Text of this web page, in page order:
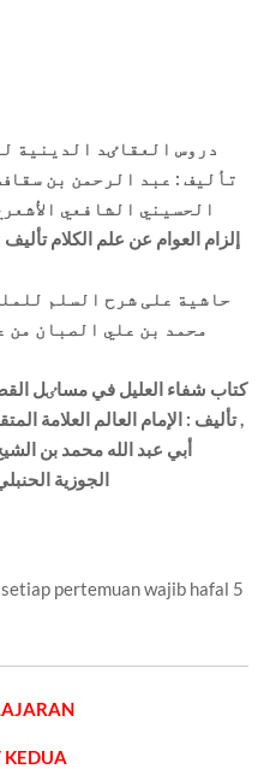
دروس العقاٸد الدينية
تأليف : عبد الرحمن بن
الحسيني الشافعي
إلزام العوام عن علم الکلام
حاشية علی شرح السلم
محمد بن علي الصبان من
کتاب شفاء العليل في مساٸل
, تأليف : الإمام العالم العلامة
أبي عبد الله محمد بن
الجوزية الحنبلي
pertemuan wajib hafal 5
KEDUA